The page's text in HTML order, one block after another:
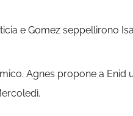
e Gomez seppellirono
Agnes propone a Enid